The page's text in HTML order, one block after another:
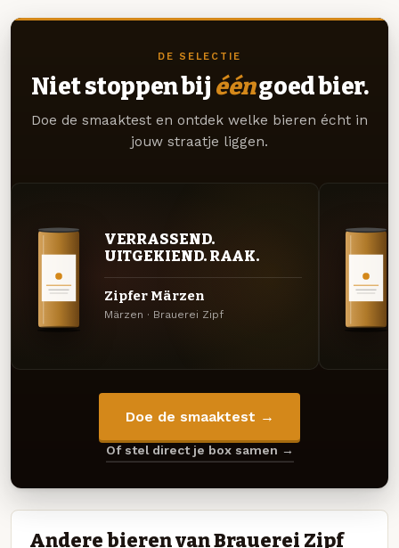
DE SELECTIE
Niet stoppen bij ééngoed bier.
Doe de smaaktest en ontdek welke bieren écht in
jouw straatje liggen.
VERRASSEND.
UITGEKIEND. RAAK.
Zipfer Märzen
Märzen · Brauerei Zipf
Doe de smaaktest →
Of stel direct je box samen →
Andere bieren van Brauerei Zipf